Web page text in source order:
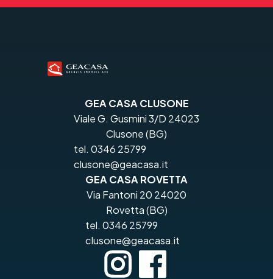
GEA CASA CLUSONE
Viale G. Gusmini 3/D 24023
Clusone (BG)
tel. 0346 25799
clusone@geacasa.it
GEA CASA ROVETTA
Via Fantoni 20 24020
Rovetta (BG)
tel. 0346 25799
clusone@geacasa.it